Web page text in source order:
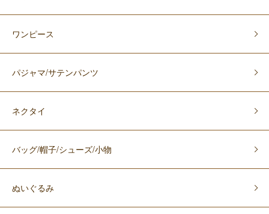
ワンピース
パジャマ/サテンパンツ
ネクタイ
バッグ/帽子/シューズ/小物
ぬいぐるみ